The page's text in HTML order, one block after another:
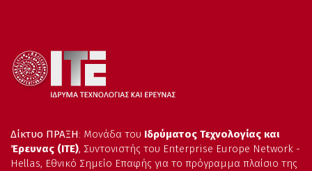
Δίκτυο ΠΡΑΞΗ: Μονάδα του Ιδρύματος Τεχνολογίας και
Έρευνας (ΙΤΕ), Συντονιστής του Enterprise Europe Network -
Hellas, Εθνικό Σημείο Επαφής για το πρόγραμμα πλαίσιο της